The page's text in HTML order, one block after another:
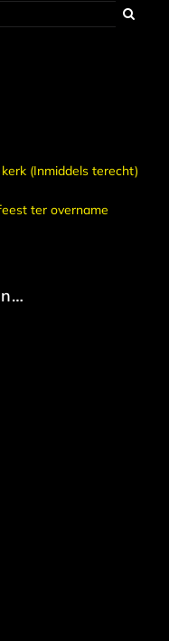
(Inmiddels terecht)
ter overname